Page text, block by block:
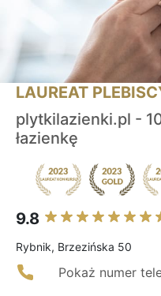
LAUREAT
plytkilazienki.pl -
łazienkę
9.8
Rybnik, Brzezińska 50
Pokaż numer